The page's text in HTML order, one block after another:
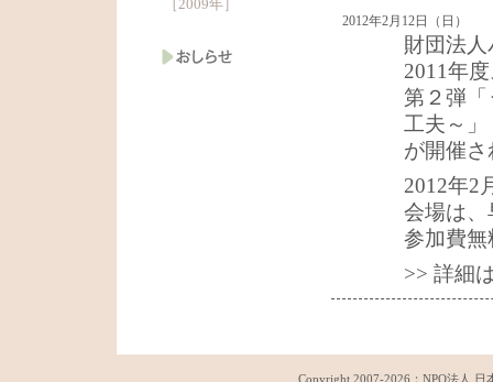
［2009年］
2012年2月12日（日）
財団法
2011年
第２弾
工夫～」
が開催
2012年2
会場は
参加費無
>> 詳細
Copyright 2007-2026： NPO法人 日